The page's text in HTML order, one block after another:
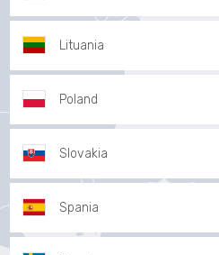
Lituania
Poland
Slovakia
Spania